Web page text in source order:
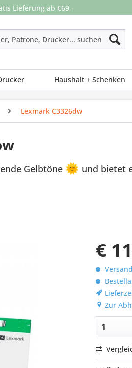
Lieferung ab €69,-
Haushalt + Schenken
Lexmark C3326dw
Gelbtöne 🌞 und bietet
€
Zur